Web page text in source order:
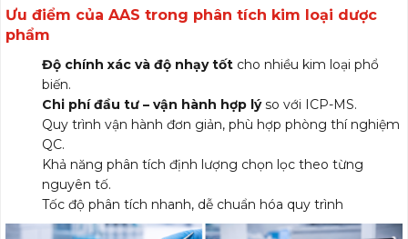
Ưu điểm của AAS trong phân tích kim loại dược
phẩm
Độ chính xác và độ nhạy tốt cho nhiều kim loại phổ
biến.
Chi phí đầu tư – vận hành hợp lýso với ICP-MS.
Quy trình vận hành đơn giản, phù hợp phòng thí nghiệm
QC.
Khả năng phân tích định lượng chọn lọc theo từng
nguyên tố.
Tốc độ phân tích nhanh, dễ chuẩn hóa quy trình